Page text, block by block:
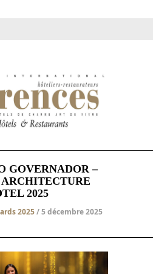
GOVERNADOR –
2025
2025/ 5 décembre 2025